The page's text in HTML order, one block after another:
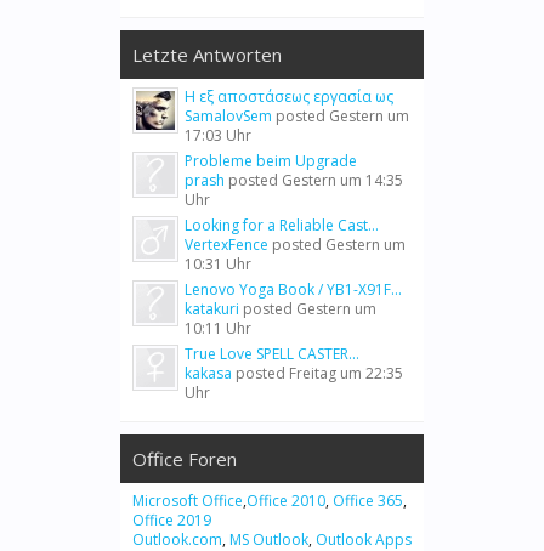
Letzte Antworten
Η εξ αποστάσεως εργασία ως
SamalovSem posted Gestern um
17:03 Uhr
Probleme beim Upgrade
prash posted Gestern um 14:35
Uhr
Looking for a Reliable Cast...
VertexFence posted Gestern um
10:31 Uhr
Lenovo Yoga Book / YB1-X91F...
katakuri posted Gestern um
10:11 Uhr
True Love SPELL CASTER...
kakasa posted Freitag um 22:35
Uhr
Office Foren
Microsoft Office,Office 2010, Office 365,
Office 2019
Outlook.com, MS Outlook, Outlook Apps